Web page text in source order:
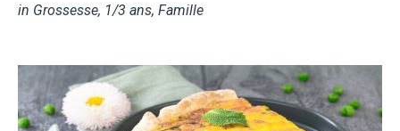
in Grossesse, 1/3 ans, Famille